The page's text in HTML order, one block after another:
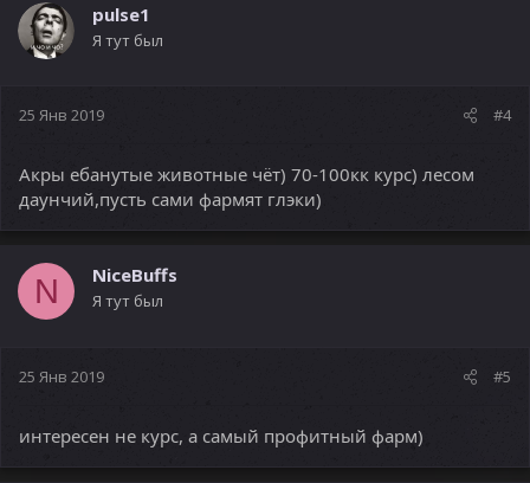
pulse1
Я тут был
25 Янв 2019 #4
Акры ебанутые животные чёт) 70-100кк курс) лесом
даунчий,пусть сами фармят глэки)
N NiceBuffs
Я тут был
25 Янв 2019 #5
интересен не курс, а самый профитный фарм)